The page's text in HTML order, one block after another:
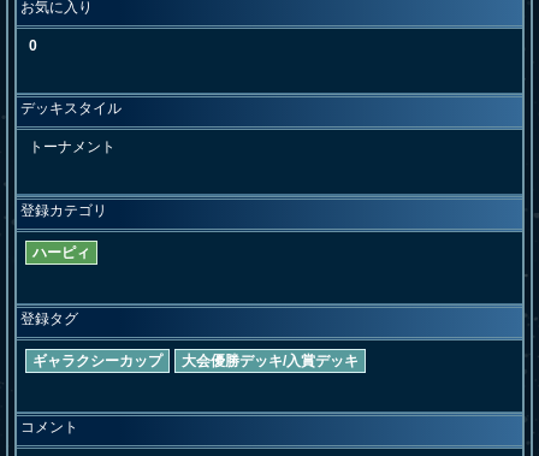
お気に入り
0
デッキスタイル
トーナメント
登録カテゴリ
ハーピィ
登録タグ
ギャラクシーカップ 大会優勝デッキ/入賞デッキ
コメント